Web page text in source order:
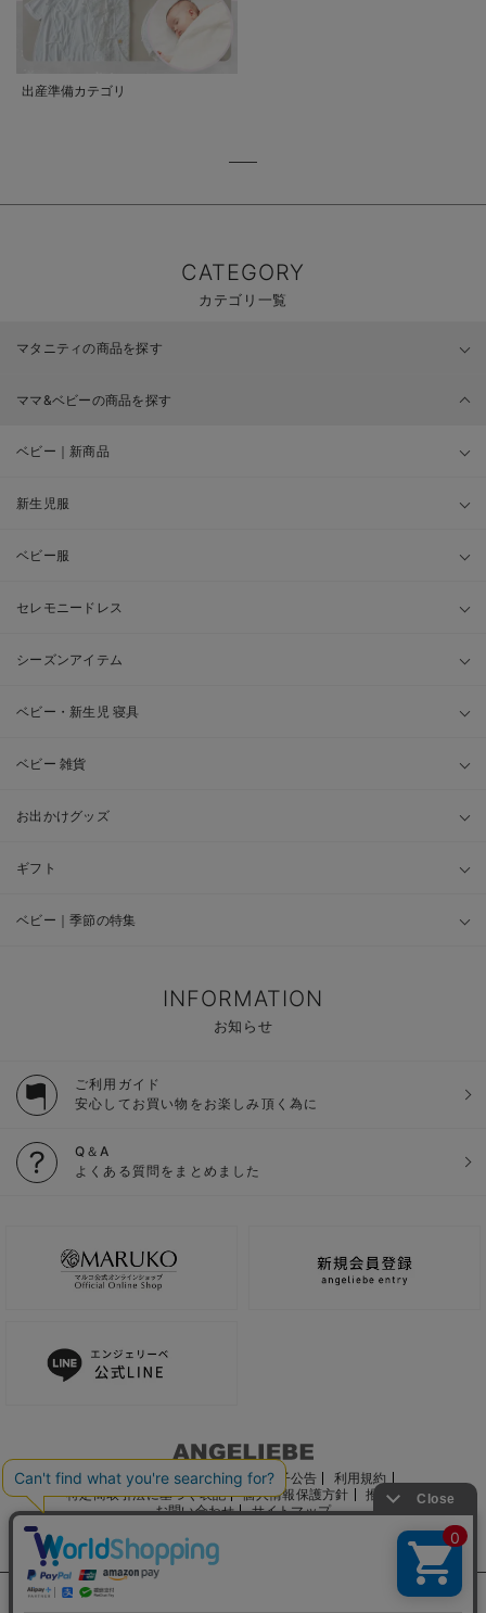
出産準備カテゴリ
CATEGORY
カテゴリ一覧
マタニティの商品を探す
ママ&ベビーの商品を探す
ベビー｜新商品
新生児服
ベビー服
セレモニードレス
シーズンアイテム
ベビー・新生児 寝具
ベビー 雑貨
お出かけグッズ
ギフト
ベビー｜季節の特集
INFORMATION
お知らせ
ご利用ガイド
安心してお買い物をお楽しみ頂く為に
Q＆A
よくある質問をまとめました
ご利用ガイド 会社概要 電子公告
利用規約
特定商取引法に基づく表記
個人情報保護方針
推奨環境
お問い合わせ
サイトマップ
サイト内の文章、画像などの著作物はマルコ株式会社に属します。